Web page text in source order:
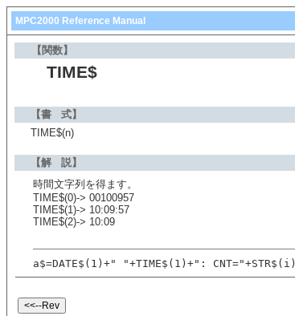
MPC2000 Reference Manual
【関数】
TIME$
【書 式】
TIME$(n)
【解 説】
時間文字列を得ます。
TIME$(0)-> 00100957
TIME$(1)-> 10:09:57
TIME$(2)-> 10:09
a$=DATE$(1)+" "+TIME$(1)+": CNT="+STR$(i)